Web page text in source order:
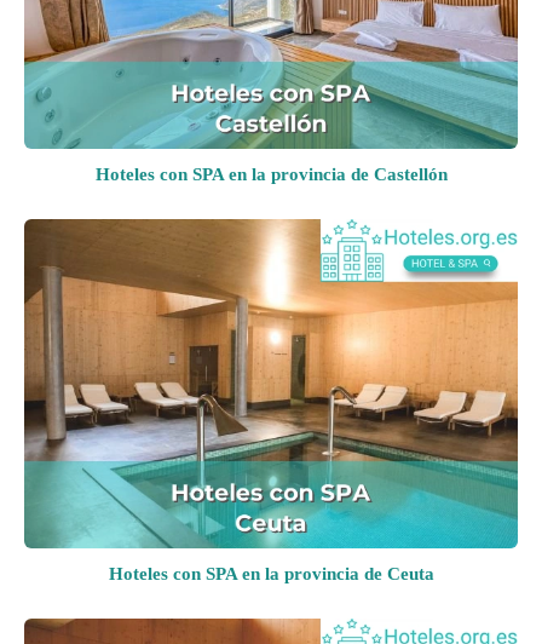
Hoteles con SPA en la provincia de Castellón
Hoteles con SPA en la provincia de Ceuta